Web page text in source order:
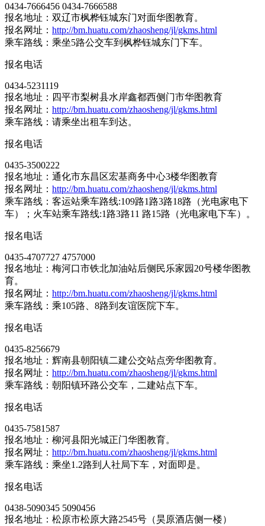
0434-7666456 0434-7666588
报名地址：双辽市枫桦钰城东门对面华图教育。
报名网址： http://bm.huatu.com/zhaosheng/jl/gkms.html
乘车路线：乘坐5路公交车到枫桦钰城东门下车。
报名电话
0434-5231119
报名地址：四平市梨树县水岸鑫都西侧门市华图教育
报名网址： http://bm.huatu.com/zhaosheng/jl/gkms.html
乘车路线：请乘坐出租车到达。
报名电话
0435-3500222
报名地址：通化市东昌区宏基商务中心3楼华图教育
报名网址： http://bm.huatu.com/zhaosheng/jl/gkms.html
乘车路线：客运站乘车路线:109路1路3路18路（光电家电下
车）；火车站乘车路线:1路3路11 路15路（光电家电下车）。
报名电话
0435-4707727 4757000
报名地址：梅河口市铁北加油站后侧民乐家园20号楼华图教
育。
报名网址： http://bm.huatu.com/zhaosheng/jl/gkms.html
乘车路线：乘105路、8路到友谊医院下车。
报名电话
0435-8256679
报名地址：辉南县朝阳镇二建公交站点旁华图教育。
报名网址： http://bm.huatu.com/zhaosheng/jl/gkms.html
乘车路线：朝阳镇环路公交车，二建站点下车。
报名电话
0435-7581587
报名地址：柳河县阳光城正门华图教育。
报名网址： http://bm.huatu.com/zhaosheng/jl/gkms.html
乘车路线：乘坐1.2路到人社局下车，对面即是。
报名电话
0438-5090345 5090456
报名地址：松原市松原大路2545号（昊原酒店侧一楼）